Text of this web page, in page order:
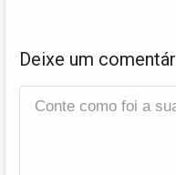
Deixe um